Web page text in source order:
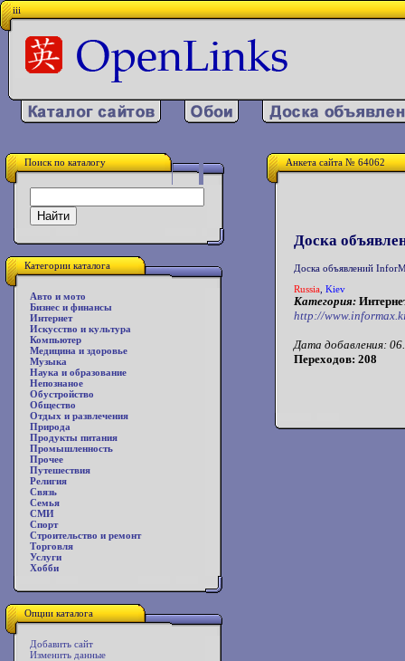
iii
Поиск по каталогу
Категории каталога
Авто и мото
Бизнес и финансы
Интернет
Искусство и культура
Компьютер
Медицина и здоровье
Музыка
Наука и образование
Непознаное
Обустройство
Общество
Отдых и развлечения
Природа
Продукты питания
Промышленность
Прочее
Путешествия
Религия
Связь
Семья
СМИ
Спорт
Строительство и ремонт
Торговля
Услуги
Хобби
Опции каталога
Добавить сайт
Изменить данные
Анкета сайта № 64062
Доска
Доска объявлений
Russia Kiev
Категория:
http://
Дата добавления:
Переходов: 208